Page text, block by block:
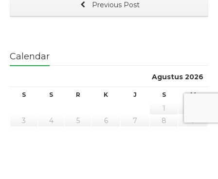
Previous Post
Calendar
Agustus 2026
S S R K J S M
1
3
4 5 6 7 8
9